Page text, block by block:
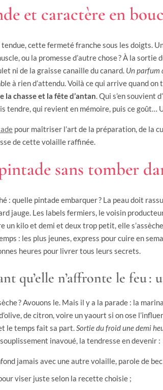
et caractère en
cette fermeté franche sous les doigts.
ou la promesse d’autre chose ? À la sortie
ni de la graisse canaille du canard. Un parfum
à rien d’attendu. Voilà ce qui arrive quand on
chasse et la fête d’antan. Qui s’en souvient
tendre, qui revient en mémoire, puis ce goût…
pour maîtriser l’art de la préparation, de la
de cette volaille raffinée.
sans tomber
: quelle pintade embarquer ? La peau doit
jauge. Les labels fermiers, le voisin
un kilo et demi et deux trop petit, elle
: les plus jeunes, express pour cuire en
heures pour livrer tous leurs secrets.
qu’elle n’affronte le feu :
? Avouons le. Mais il y a la parade : la
de citron, voire un yaourt si on ose
le temps fait sa part.Sortie du froid une demi
inavoué, la tendresse en devenir :
jamais avec une autre volaille, parole de
viser juste selon la recette choisie ;